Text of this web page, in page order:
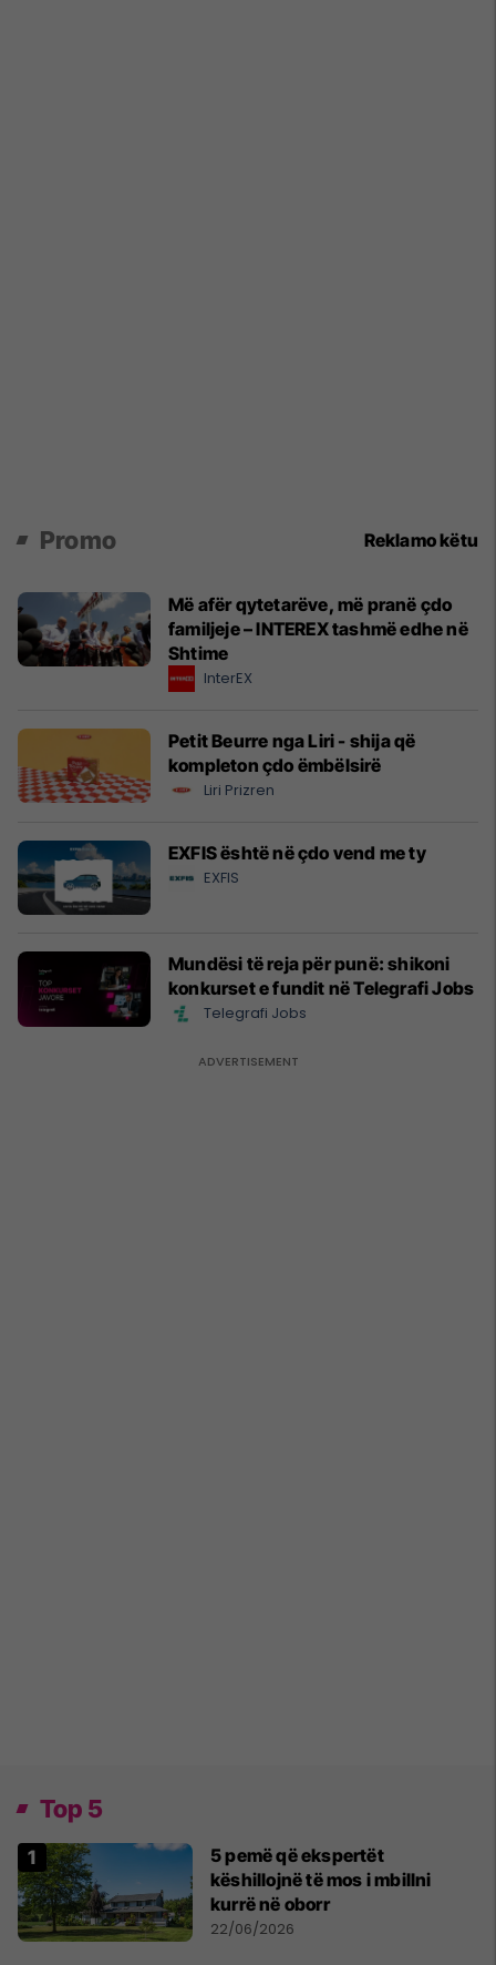
Promo Reklamo këtu
Më afër qytetarëve, më pranë çdo
familjeje – INTEREX tashmë edhe në
Shtime
InterEX
Petit Beurre nga Liri - shija që
kompleton çdo ëmbëlsirë
Liri Prizren
EXFIS është në çdo vend me ty
EXFIS
Mundësi të reja për punë: shikoni
konkurset e fundit në Telegrafi Jobs
Telegrafi Jobs
Top 5
5 pemë që ekspertët
këshillojnë të mos i mbillni
kurrë në oborr
22/06/2026